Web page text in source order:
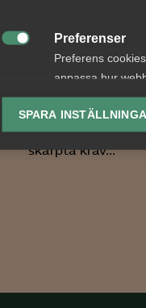
Preferenser
Preferens
anpassa hur
lagring av vald

Analys-

SPARA
sommaren
gäller?
förändringar
lönekrav för
skärpta krav...